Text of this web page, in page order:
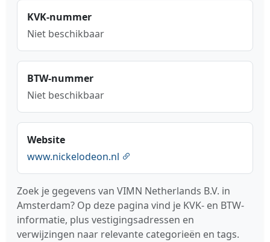
KVK-nummer
Niet beschikbaar
BTW-nummer
Niet beschikbaar
Website
www.nickelodeon.nl
Zoek je gegevens van VIMN Netherlands B.V. in
Amsterdam? Op deze pagina vind je KVK- en BTW-
informatie, plus vestigingsadressen en
verwijzingen naar relevante categorieën en tags.